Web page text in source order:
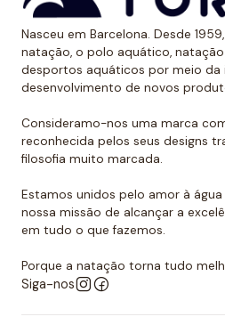
menor, já que eles são um
Nasceu em Barcelona. Desde
natação, o polo aquático,
desportos aquáticos por meio da
desenvolvimento de novos
Consideramo-nos uma marca
reconhecida pelos seus designs
filosofia muito marcada.
Estamos unidos pelo amor à
nossa missão de alcançar a
em tudo o que fazemos.
Porque a natação torna tudo
Siga-nos